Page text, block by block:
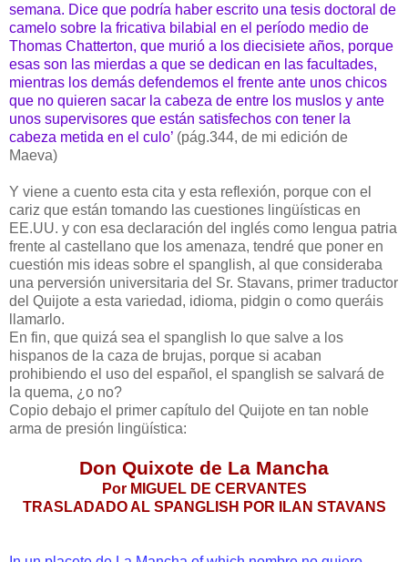
semana. Dice que podría haber escrito una tesis doctoral de
camelo sobre la fricativa bilabial en el período medio de
Thomas Chatterton, que murió a los diecisiete años, porque
esas son las mierdas a que se dedican en las facultades,
mientras los demás defendemos el frente ante unos chicos
que no quieren sacar la cabeza de entre los muslos y ante
unos supervisores que están satisfechos con tener la
cabeza metida en el culo’ (pág.344, de mi edición de
Maeva)
Y viene a cuento esta cita y esta reflexión, porque con el
cariz que están tomando las cuestiones lingüísticas en
EE.UU. y con esa declaración del inglés como lengua patria
frente al castellano que los amenaza, tendré que poner en
cuestión mis ideas sobre el spanglish, al que consideraba
una perversión universitaria del Sr. Stavans, primer traductor
del Quijote a esta variedad, idioma, pidgin o como queráis
llamarlo.
En fin, que quizá sea el spanglish lo que salve a los
hispanos de la caza de brujas, porque si acaban
prohibiendo el uso del español, el spanglish se salvará de
la quema, ¿o no?
Copio debajo el primer capítulo del Quijote en tan noble
arma de presión lingüística:
Don Quixote de La Mancha
Por MIGUEL DE CERVANTES
TRASLADADO AL SPANGLISH POR ILAN STAVANS